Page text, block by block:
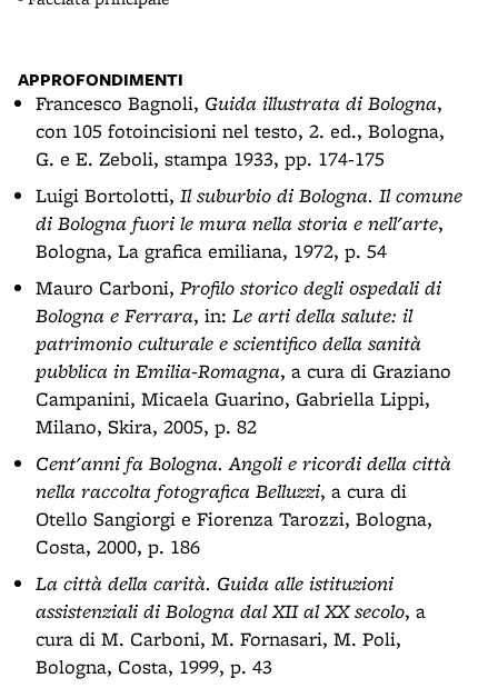
APPROFONDIMENTI
Francesco Bagnoli, Guida illustrata di Bologna,
con 105 fotoincisioni nel testo, 2. ed., Bologna,
G. e E. Zeboli, stampa 1933, pp. 174-175
Luigi Bortolotti, Il suburbio di Bologna. Il comune
di Bologna fuori le mura nella storia e nell'arte,
Bologna, La grafica emiliana, 1972, p. 54
Mauro Carboni, Profilo storico degli ospedali di
Bologna e Ferrara, in: Le arti della salute: il
patrimonio culturale e scientifico della sanità
pubblica in Emilia-Romagna, a cura di Graziano
Campanini, Micaela Guarino, Gabriella Lippi,
Milano, Skira, 2005, p. 82
Cent'anni fa Bologna. Angoli e ricordi della città
nella raccolta fotografica Belluzzi, a cura di
Otello Sangiorgi e Fiorenza Tarozzi, Bologna,
Costa, 2000, p. 186
La città della carità. Guida alle istituzioni
assistenziali di Bologna dal XII al XX secolo, a
cura di M. Carboni, M. Fornasari, M. Poli,
Bologna, Costa, 1999, p. 43